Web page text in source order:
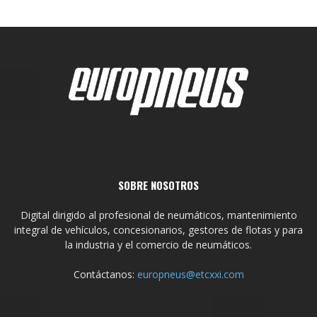
SOBRE NOSOTROS
Digital dirigido al profesional de neumáticos, mantenimiento
integral de vehículos, concesionarios, gestores de flotas y para
la industria y el comercio de neumáticos.
Contáctanos: europneus@etcxxi.com